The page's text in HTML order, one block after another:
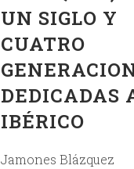
UN SIGLO Y
CUATRO
DEDICADAS
IBÉRICO
Jamones Blázquez